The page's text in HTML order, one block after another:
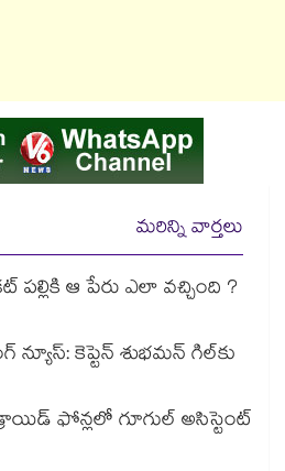
మరిన్ని వార్తలు
పల్లికి ఆ పేరు ఎలా వచ్చింది ?
కెప్టెన్ శుభమన్ గిల్‎కు
ఫోన్లలో గూగుల్ అసిస్టెంట్